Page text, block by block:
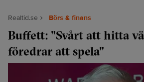
Realtid.se Börs & finans
Buffett: "Svårt att hitta
föredrar att spela"